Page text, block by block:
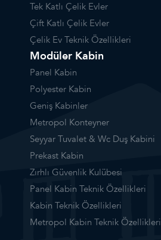
Tek Katlı Çelik Evler
Çift Katlı Çelik Evler
Çelik Ev Teknik Özellikleri
Modüler Kabin
Panel Kabin
Polyester Kabin
Geniş Kabinler
Metropol Konteyner
Seyyar Tuvalet & Wc Duş Kabini
Prekast Kabin
Zırhlı Güvenlik Kulübesi
Panel Kabin Teknik Özellikleri
Kabin Teknik Özellikleri
Metropol Kabin Teknik Özellikleri